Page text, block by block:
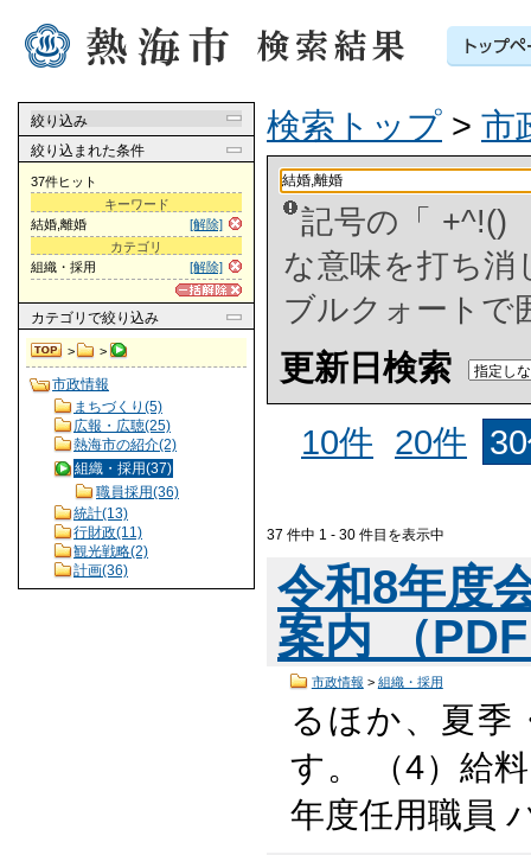
絞り込み
絞り込まれた条件
37件ヒット
キーワード
[解除]
結婚,離婚
カテゴリ
[解除]
組織・採用
カテゴリ で絞り込み
> >
市政情報
まちづくり(5)
広報・広聴(25)
熱海市の紹介(2)
組織・採用(37)
職員採用(36)
統計(13)
行財政(11)
観光戦略(2)
計画(36)
検索トップ > 市
記号の「 +^!()
な意味を打ち
ブルクォートで
更新日検索
10件
20件
37 件中 1 - 30 件目を表示中
令和8年度
案内 （
市政情報 > 組織・採用
るほか、夏季
す。 （4）給
年度任用職員